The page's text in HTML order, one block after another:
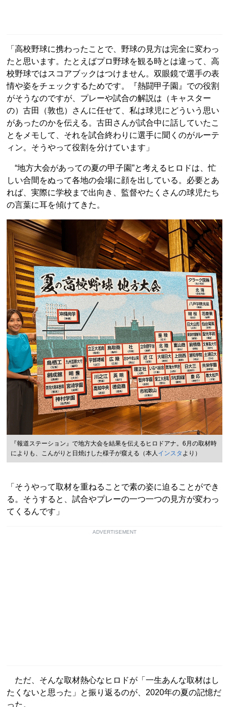
「高校野球に携わったことで、野球の見方は完全に変わっ
たと思います。たとえばプロ野球を観る時とは違って、高
校野球ではスコアブックはつけません。双眼鏡で選手の表
情や姿をチェックするためです。『熱闘甲子園』での役割
がそうなのですが、プレーや試合の解説は（キャスター
の）古田（敦也）さんに任せて、私は球児にどういう思い
があったのかを伝える。古田さんが試合中に話していたこ
とをメモして、それを試合終わりに選手に聞くのがルーテ
ィン。そうやって役割を分けています」
“地方大会があっての夏の甲子園”と考えるヒロドは、忙
しい合間をぬって各地の会場に顔を出している。必要とあ
れば、実際に学校まで出向き、監督やたくさんの球児たち
の言葉に耳を傾けてきた。
『報道ステーション』で地方大会を結果を伝えるヒロドアナ。6月の取材時
によりも、こんがりと日焼けした様子が窺える（本人 インスタ より）
「そうやって取材を重ねることで素の姿に迫ることができ
る。そうすると、試合やプレーの一つ一つの見方が変わっ
てくるんです」
ADVERTISEMENT
ただ、そんな取材熱心なヒロドが「一生あんな取材はし
たくないと思った」と振り返るのが、2020年の夏の記憶だ
った。